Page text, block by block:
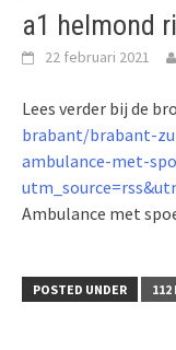
a1 helmond
22 februari 2021
Lees verder bij de
brabant/brabant-
ambulance-met-
Ambulance met
POSTED UNDER 112